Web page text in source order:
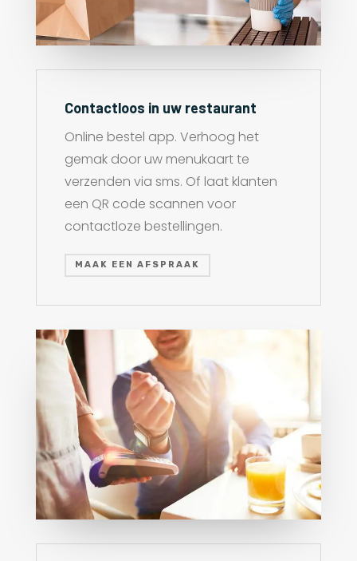
Contactloos in uw restaurant
Online bestel app. Verhoog het
gemak door uw menukaart te
verzenden via sms. Of laat klanten
een QR code scannen voor
contactloze bestellingen.
MAAK EEN AFSPRAAK